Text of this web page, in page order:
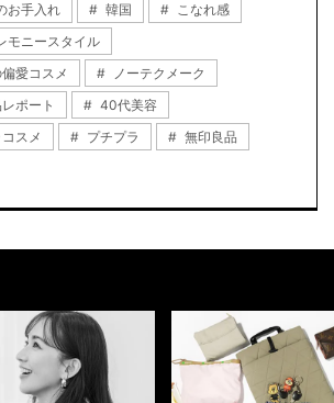
お手入れ 韓国
こなれ感
モニースタイル
愛コスメ
ノーテクメーク
ポート
40代美容
スメ
プチプラ
無印良品